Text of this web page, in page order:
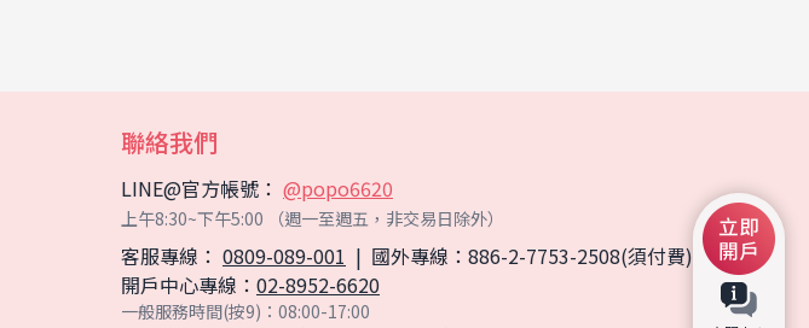
聯絡我們
LINE@官方帳號： @popo6620
上午8:30~下午5:00 （週一至週五，非交易日除外）
客服專線： 0809-089-001 | 國外專線：886-2-7753-2508(須付費)
開戶中心專線： 02-8952-6620
一般服務時間(按9)：08:00-17:00